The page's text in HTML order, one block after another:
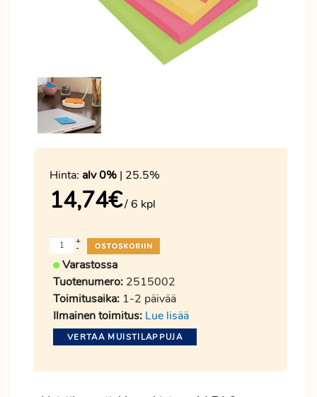
Hinta: alv 0% | 25.5%
14,74€/ 6 kpl
-
+
Varastossa
Tuotenumero: 2515002
Toimitusaika: 1-2 päivää
Ilmainen toimitus: Lue lisää
VERTAA MUISTILAPPUJA